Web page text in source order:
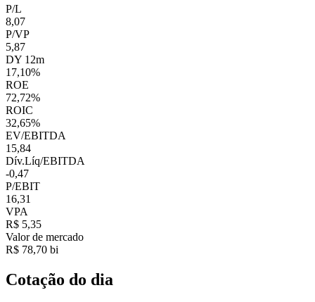
P/L
8,07
P/VP
5,87
DY 12m
17,10%
ROE
72,72%
ROIC
32,65%
EV/EBITDA
15,84
Dív.Líq/EBITDA
-0,47
P/EBIT
16,31
VPA
R$ 5,35
Valor de mercado
R$ 78,70 bi
Cotação do dia